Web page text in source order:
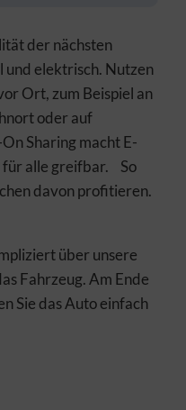
der nächsten
und elektrisch. Nutzen
Ort, zum Beispiel an
oder auf
Sharing macht E-
für alle greifbar. So
davon profitieren.
über unsere
Fahrzeug. Am Ende
Sie das Auto einfach